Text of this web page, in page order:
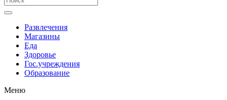
Развлечения
Магазины
Еда
Здоровье
Гос.учреждения
Образование
Меню